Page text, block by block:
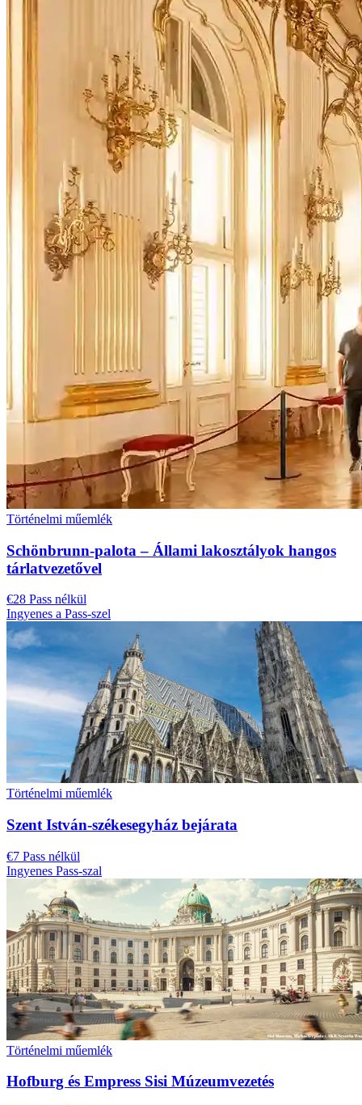
Történelmi műemlék
Schönbrunn-palota – Állami lakosztályok hangos
tárlatvezetővel
€28 Pass nélkül
Ingyenes a Pass-szel
Történelmi műemlék
Szent István-székesegyház bejárata
€7 Pass nélkül
Ingyenes Pass-szal
Történelmi műemlék
Hofburg és Empress Sisi Múzeumvezetés